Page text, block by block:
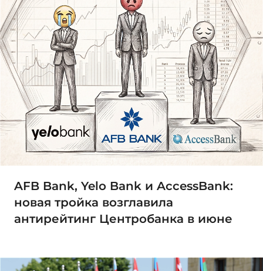
AFB Bank, Yelo Bank и AccessBank:
новая тройка возглавила
антирейтинг Центробанка в июне